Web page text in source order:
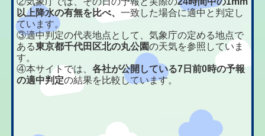
以上降水の有無を比べ、一致した場合に適中と判定し
ています。
③適中判定の代表地点として、気象庁の定める地点で
ある東京都千代田区北の丸公園の天気を参照していま
す。
④本サイトでは、各社が公開している7日前0時の予報
の適中判定の結果を比較しています。